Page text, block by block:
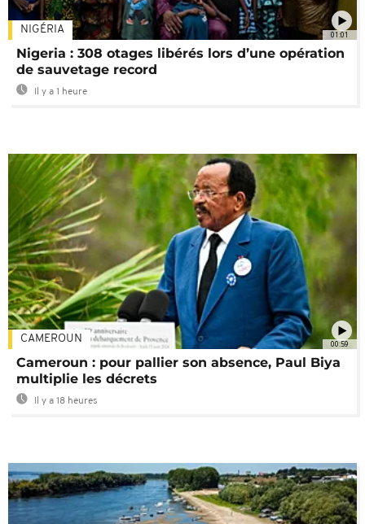
01:01
NIGÉRIA
Nigeria : 308 otages libérés lors d’une opération
de sauvetage record
Il y a 1 heure
00:59
CAMEROUN
Cameroun : pour pallier son absence, Paul Biya
multiplie les décrets
Il y a 18 heures